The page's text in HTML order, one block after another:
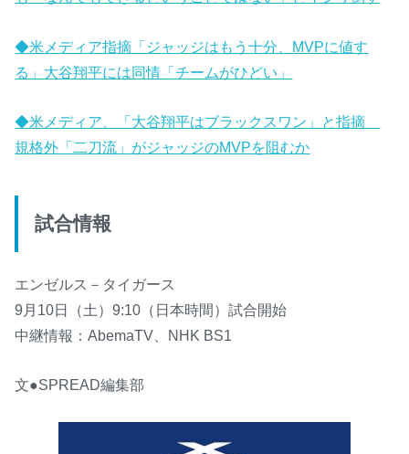
◆米メディア指摘「ジャッジはもう十分、MVPに値す
る」大谷翔平には同情「チームがひどい」
◆米メディア、「大谷翔平はブラックスワン」と指摘
規格外「二刀流」がジャッジのMVPを阻むか
試合情報
エンゼルス－タイガース
9月10日（土）9:10（日本時間）試合開始
中継情報：AbemaTV、NHK BS1
文●SPREAD編集部